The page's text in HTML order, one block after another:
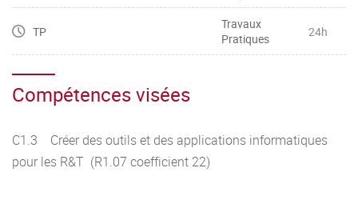
TP
Travaux
Pratiques
24h
Compétences visées
C1.3 Créer des outils et des applications informatiques
pour les R&T (R1.07 coefficient 22)